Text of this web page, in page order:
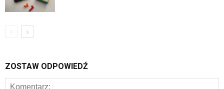
ZOSTAW ODPOWIEDŹ